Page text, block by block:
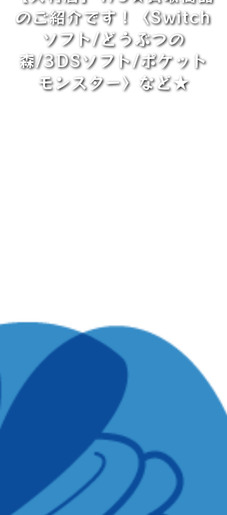
のご紹介です！〈Switch
ソフト/どうぶつの
森/3DSソフト/ポケット
モンスター〉など★